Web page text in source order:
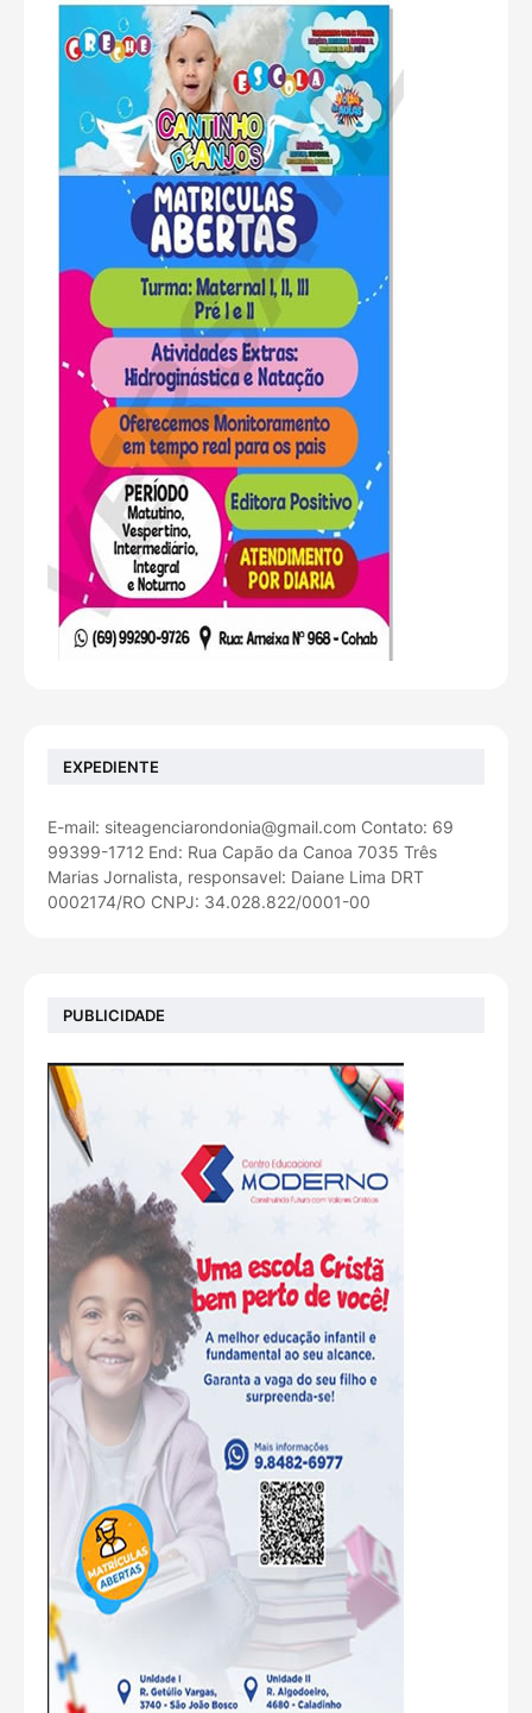
EXPEDIENTE
E-mail: siteagenciarondonia@gmail.com Contato: 69
99399-1712 End: Rua Capão da Canoa 7035 Três
Marias Jornalista, responsavel: Daiane Lima DRT
0002174/RO CNPJ: 34.028.822/0001-00
PUBLICIDADE